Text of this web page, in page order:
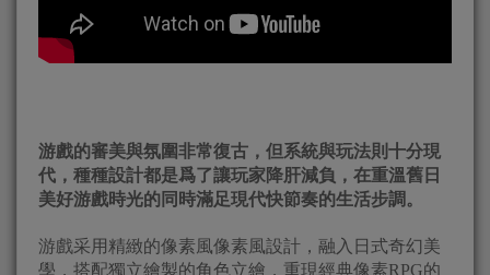
游戲的審美與氛圍非常復古，但系統與玩法則十分現
代，種種設計都是爲了讓玩家降肝減負，在重溫舊日
美好游戲時光的同時滿足現代快節奏的生活步調。
游戲采用精緻的像素風像素風設計，融入日式奇幻美
學，搭配獨立繪製的角色立繪，重現經典像素RPG的